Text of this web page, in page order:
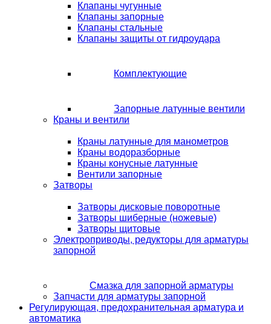
Клапаны чугунные
Клапаны запорные
Клапаны стальные
Клапаны защиты от гидроудара
Комплектующие
Запорные латунные вентили
Краны и вентили
Краны латунные для манометров
Краны водоразборные
Краны конусные латунные
Вентили запорные
Затворы
Затворы дисковые поворотные
Затворы шиберные (ножевые)
Затворы щитовые
Электроприводы, редукторы для арматуры
запорной
Смазка для запорной арматуры
Запчасти для арматуры запорной
Регулирующая, предохранительная арматура и
автоматика